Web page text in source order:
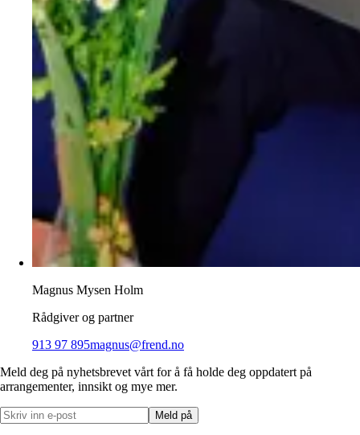
Magnus Mysen Holm
Rådgiver og partner
913 97 895magnus@frend.no
Meld deg på nyhetsbrevet vårt for å få holde deg oppdatert på
arrangementer, innsikt og mye mer.
Meld på